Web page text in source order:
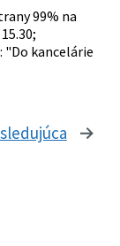
99% na
kancelárie